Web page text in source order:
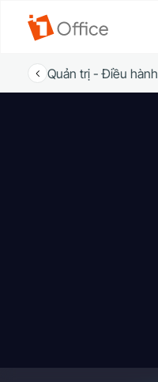
Quản trị - Điều hành